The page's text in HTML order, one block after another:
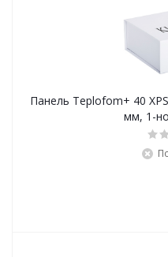
Панель Teplofom+ 40
мм, 1-